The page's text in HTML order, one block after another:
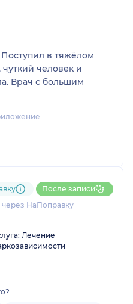
в тяжёлом
человек и
Врач с большим
через НаПоправку
После записи
Лечение